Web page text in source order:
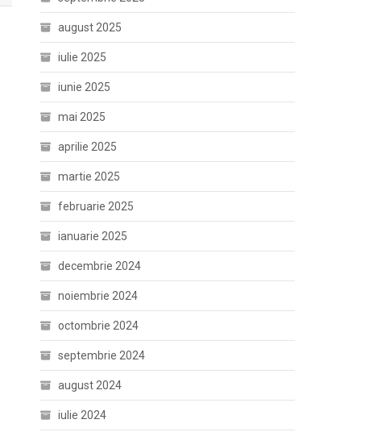
august 2025
iulie 2025
iunie 2025
mai 2025
aprilie 2025
martie 2025
februarie 2025
ianuarie 2025
decembrie 2024
noiembrie 2024
octombrie 2024
septembrie 2024
august 2024
iulie 2024